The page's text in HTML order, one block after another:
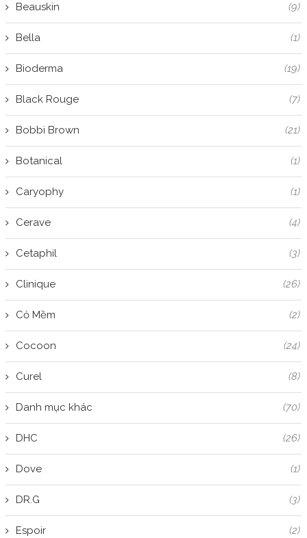
Beauskin (9)
Bella (1)
Bioderma (19)
Black Rouge (7)
Bobbi Brown (21)
Botanical (1)
Caryophy (1)
Cerave (4)
Cetaphil (3)
Clinique (26)
Cỏ Mềm (2)
Cocoon (24)
Curel (8)
Danh mục khác (70)
DHC (26)
Dove (1)
DR.G (3)
Espoir (2)